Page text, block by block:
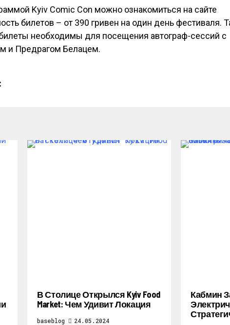
Kyiv Comic Con можно ознакомиться на сайте
билетов – от 390 гривен на один день фестиваля.
необходимы для посещения автограф-сессий с
и Предрагом Белацем.
В Столице Открылся Kyiv Food
Market: Чем Удивит Локация
baseblog 24.05.2024
Кабмин